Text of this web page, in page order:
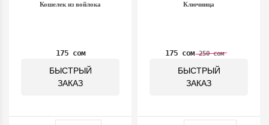
Кошелек из войлока
175 сом
БЫСТРЫЙ
ЗАКАЗ
Ключница
175 сом250 сом
БЫСТРЫЙ
ЗАКАЗ